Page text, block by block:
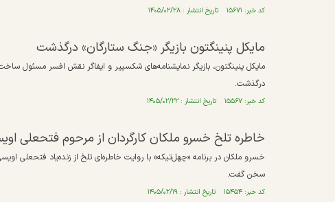
کد خبر: ۱۵۶۷۱ تاریخ انتشار : ۱۴۰۵/۰۲/۲۸
مایکل پنینگتون بازیگر «جنگ ستارگان» درگذشت
درگذشت.
کد خبر: ۱۵۵۶۷ تاریخ انتشار : ۱۴۰۵/۰۲/۲۲
خاطره تلخ خسرو ملکان کارگردان از مرحوم فتحعلی
خسرو ملکان در برنامه «چهل‌تیکه» با روایت خاطره‌ای تلخ از زنده‌یاد فتحعلی
سخن گفت.
کد خبر: ۱۵۴۵۴ تاریخ انتشار : ۱۴۰۵/۰۲/۱۹